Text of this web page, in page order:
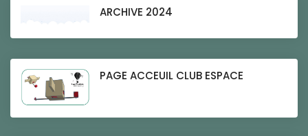
ARCHIVE 2024
PAGE ACCEUIL CLUB ESPACE